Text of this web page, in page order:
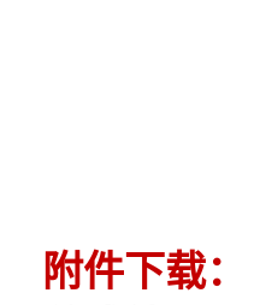
附件下载：